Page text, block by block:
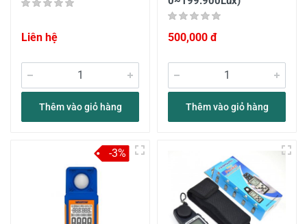
Liên hệ
Thêm vào giỏ hàng
500,000 đ
Thêm vào giỏ hàng
-3%